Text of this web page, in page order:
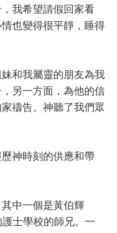
我希望請假回家看
也變得很平靜，睡得
和我屬靈的朋友為我
另一方面，為他的信
禱告。神聽了我們眾
神時刻的供應和帶
中一個是黃伯輝
士學校的師兄。一